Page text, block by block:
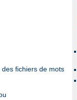
fichiers de mots